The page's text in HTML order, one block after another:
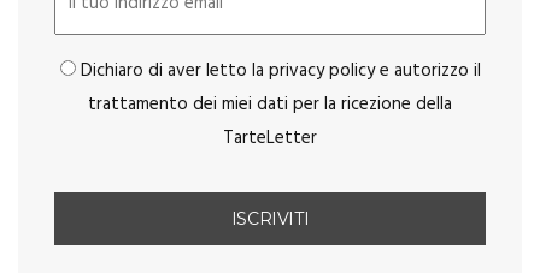
Dichiaro di aver letto la privacy policy e autorizzo il
trattamento dei miei dati per la ricezione della
TarteLetter